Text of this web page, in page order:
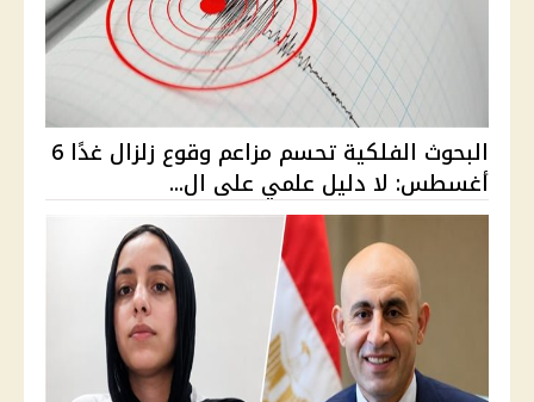
البحوث الفلكية تحسم مزاعم وقوع زلزال غدًا 6
أغسطس: لا دليل علمي على ال...